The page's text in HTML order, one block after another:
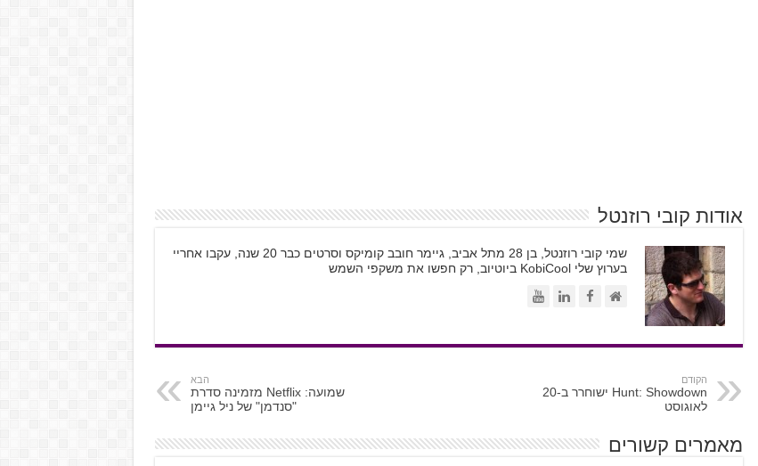
אודות קובי רוזנטל
שמי קובי רוזנטל, בן 28 מתל אביב, גיימר חובב קומיקס וסרטים כבר 20 שנה, עקבו אחריי
בערוץ שלי KobiCool ביוטיוב, רק חפשו את משקפי השמש
הקודם
Hunt: Showdown ישוחרר ב-20
לאוגוסט
הבא
שמועה: Netflix מזמינה סדרת
"סנדמן" של ניל גיימן
מאמרים קשורים